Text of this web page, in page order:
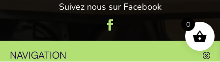
Suivez nous sur Facebook
NAVIGATION
0